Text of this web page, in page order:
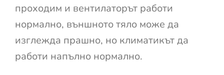
проходим и вентилаторът работи
нормално, външното тяло може да
изглежда прашно, но климатикът да
работи напълно нормално.